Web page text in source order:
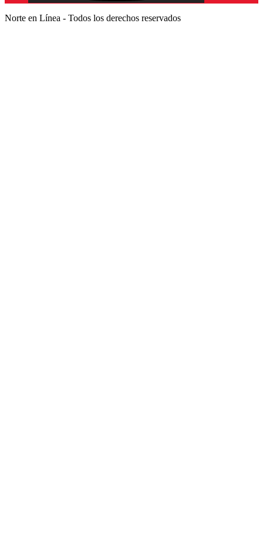
Norte en Línea - Todos los derechos reservados